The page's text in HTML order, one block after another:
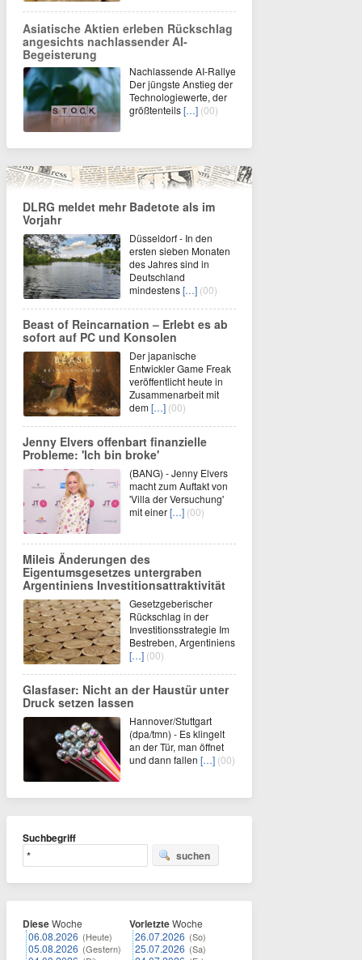
Asiatische Aktien erleben Rückschlag
angesichts nachlassender AI-
Begeisterung
Nachlassende AI-Rallye
Der jüngste Anstieg der
Technologiewerte, der
größtenteils[…] (00)
DLRG meldet mehr Badetote als im
Vorjahr
Düsseldorf - In den
ersten sieben Monaten
des Jahres sind in
Deutschland
mindestens[…] (00)
Beast of Reincarnation – Erlebt es ab
sofort auf PC und Konsolen
Der japanische
Entwickler Game Freak
veröffentlicht heute in
Zusammenarbeit mit
dem[…] (00)
Jenny Elvers offenbart finanzielle
Probleme: 'Ich bin broke'
(BANG) - Jenny Elvers
macht zum Auftakt von
'Villa der Versuchung'
mit einer[…] (00)
Mileis Änderungen des
Eigentumsgesetzes untergraben
Argentiniens Investitionsattraktivität
Gesetzgeberischer
Rückschlag in der
Investitionsstrategie Im
Bestreben, Argentiniens
[…] (00)
Glasfaser: Nicht an der Haustür unter
Druck setzen lassen
Hannover/Stuttgart
(dpa/tmn) - Es klingelt
an der Tür, man öffnet
und dann fallen […] (00)
Suchbegriff
suchen
DieseWoche
06.08.2026 (Heute)
05.08.2026 (Gestern)
VorletzteWoche
26.07.2026 (So)
25.07.2026 (Sa)